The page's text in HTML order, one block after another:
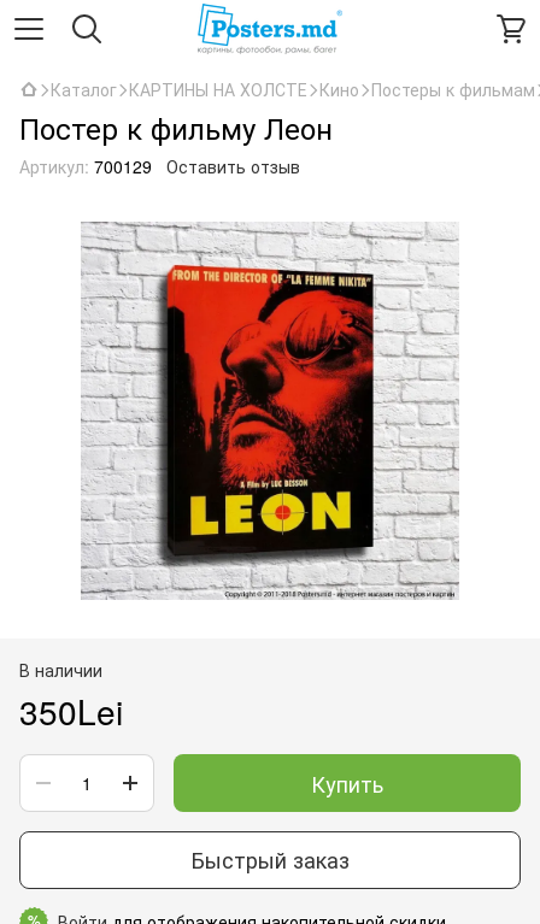
Каталог КАРТИНЫ НА ХОЛСТЕ Кино Постеры к фильмам
Постер к фильму Леон
Артикул: 700129 Оставить отзыв
В наличии
350Lei
Купить
Быстрый заказ